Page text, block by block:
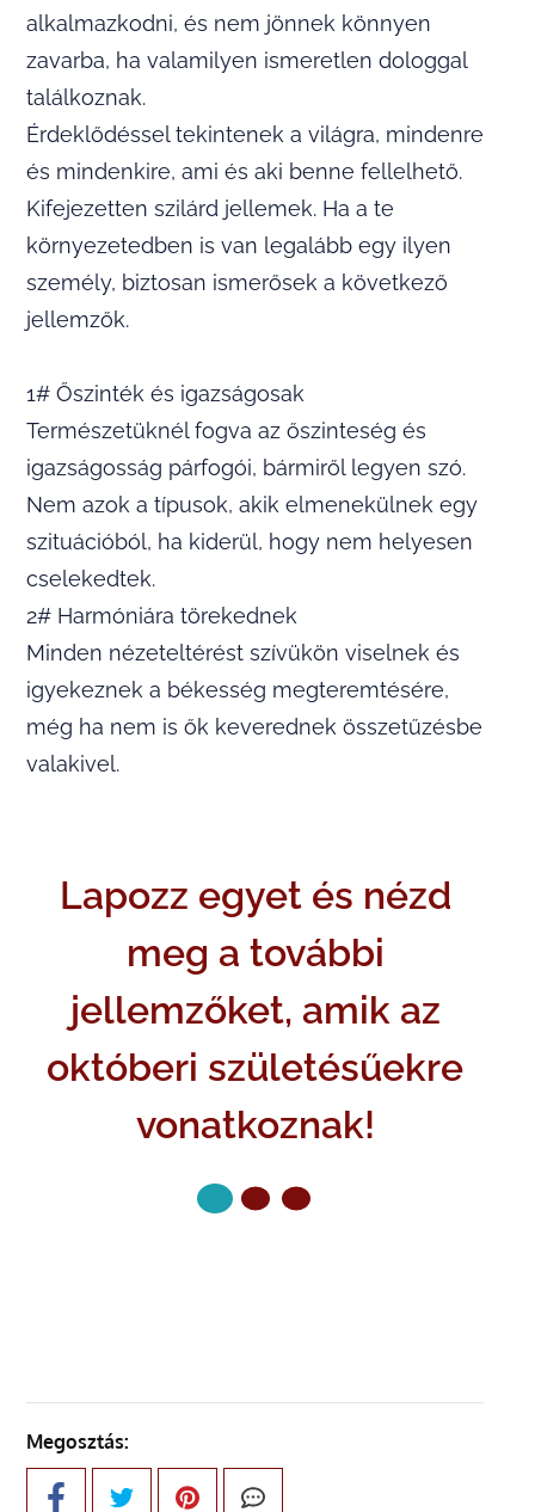
alkalmazkodni, és nem jönnek könnyen
zavarba, ha valamilyen ismeretlen dologgal
találkoznak.
Érdeklődéssel tekintenek a világra, mindenre
és mindenkire, ami és aki benne fellelhető.
Kifejezetten szilárd jellemek. Ha a te
környezetedben is van legalább egy ilyen
személy, biztosan ismerősek a következő
jellemzők.
1# Őszinték és igazságosak
Természetüknél fogva az őszinteség és
igazságosság párfogói, bármiről legyen szó.
Nem azok a típusok, akik elmenekülnek egy
szituációból, ha kiderül, hogy nem helyesen
cselekedtek.
2# Harmóniára törekednek
Minden nézeteltérést szívükön viselnek és
igyekeznek a békesség megteremtésére,
még ha nem is ők keverednek összetűzésbe
valakivel.
Lapozz egyet és nézd
meg a további
jellemzőket, amik az
októberi születésűekre
vonatkoznak!
Megosztás: